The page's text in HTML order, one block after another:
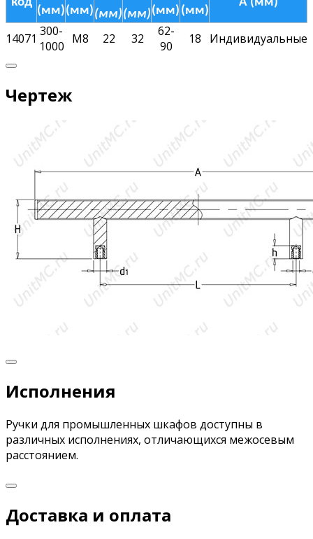
(мм)(мм)(мм)(мм)(мм) (мм)
14071 300-
1000 M8 22 32
62-
90
18 Индивидуальные
Чертеж
Исполнения
Ручки для промышленных шкафов доступны в
различных исполнениях, отличающихся межосевым
расстоянием.
Доставка и оплата